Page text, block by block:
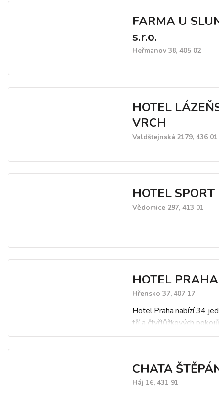
FARMA U
s.r.o.
Heřmanov 38, 405 02
HOTEL
VRCH
Valdštejnská 2179, 436
HOTEL SPORT
Vědomice 297, 413 01
HOTEL PRAHA
Hřensko 37, 407 17
Hotel Praha nabízí 34
tří a čtyřlůžkových
apartmá a dvou
pokojů ( celková
hotel nabízí postele
sebe či oddělené dle
CHATA
Háj 16, 431 91